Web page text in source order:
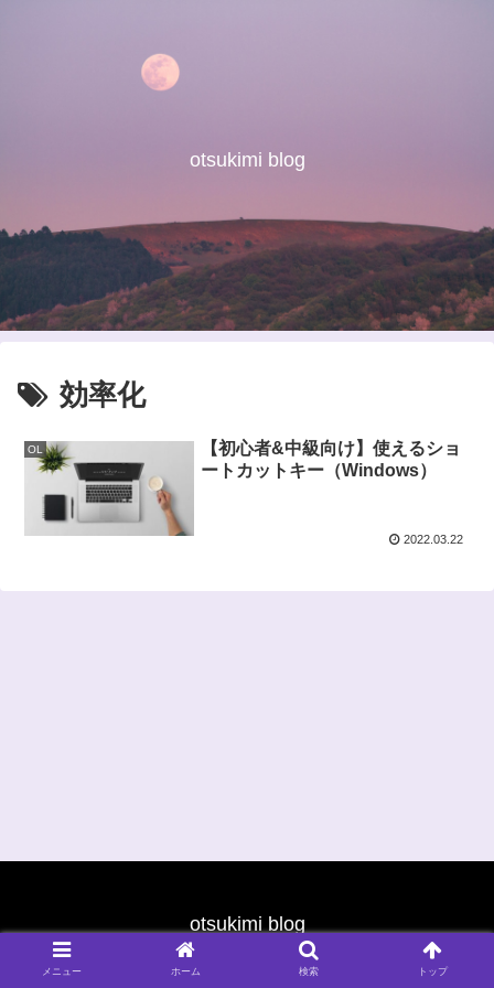
otsukimi blog
効率化
OL
【初心者&中級向け】使えるショ
ートカットキー（Windows）
2022.03.22
otsukimi blog
© 2021 otsukimi blog.
メニュー ホーム 検索 トップ